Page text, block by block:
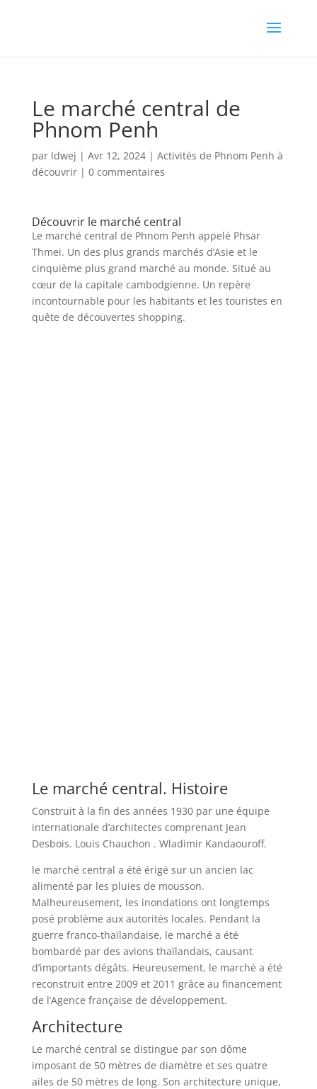
Le marché central de
Phnom Penh
par ldwej | Avr 12, 2024| Activités de Phnom Penh à
découvrir| 0 commentaires
Découvrir le marché central
Le marché central de Phnom Penh appelé Phsar
Thmei. Un des plus grands marchés d’Asie et le
cinquième plus grand marché au monde. Situé au
cœur de la capitale cambodgienne. Un repère
incontournable pour les habitants et les touristes en
quête de découvertes shopping.
Le marché central. Histoire
Construit à la fin des années 1930 par une équipe
internationale d’architectes comprenant Jean
Desbois. Louis Chauchon . Wladimir Kandaouroff.
le marché central a été érigé sur un ancien lac
alimenté par les pluies de mousson.
Malheureusement, les inondations ont longtemps
posé problème aux autorités locales. Pendant la
guerre franco-thaïlandaise, le marché a été
bombardé par des avions thaïlandais, causant
d’importants dégâts. Heureusement, le marché a été
reconstruit entre 2009 et 2011 grâce au financement
de l’Agence française de développement.
Architecture
Le marché central se distingue par son dôme
imposant de 50 mètres de diamètre et ses quatre
ailes de 50 mètres de long. Son architecture unique,